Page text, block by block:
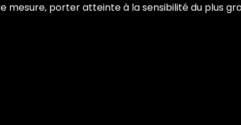
mesure, porter atteinte à la sensibilité du plus